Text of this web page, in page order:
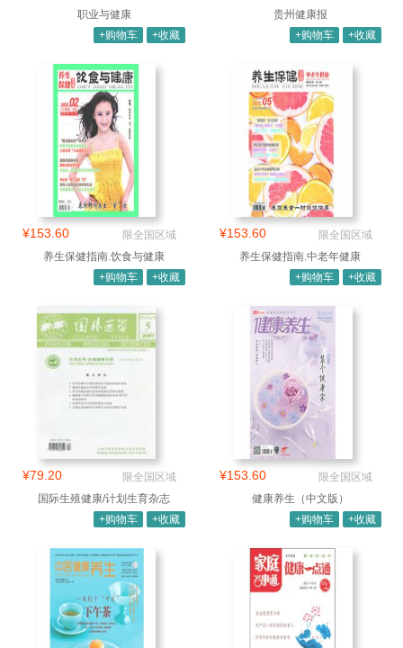
职业与健康
+购物车
+收藏
贵州健康报
+购物车
+收藏
¥153.60
限全国区域
养生保健指南.饮食与健康
+购物车
+收藏
¥153.60
限全国区域
养生保健指南.中老年健康
+购物车
+收藏
¥79.20
限全国区域
国际生殖健康/计划生育杂志
+购物车
+收藏
¥153.60
限全国区域
健康养生（中文版）
+购物车
+收藏